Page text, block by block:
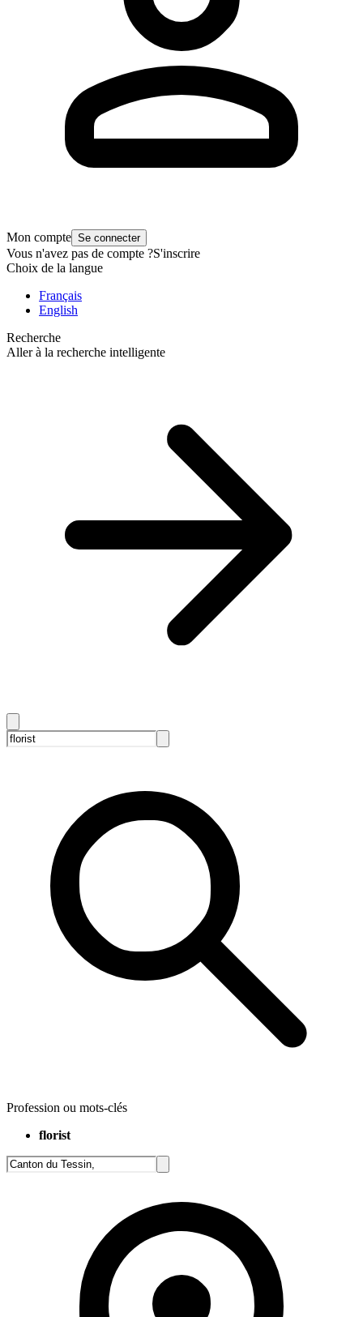
Mon compte Se connecter
Vous n'avez pas de compte ?S'inscrire
Choix de la langue
Français
English
Recherche
Aller à la recherche intelligente
Profession ou mots-clés
florist